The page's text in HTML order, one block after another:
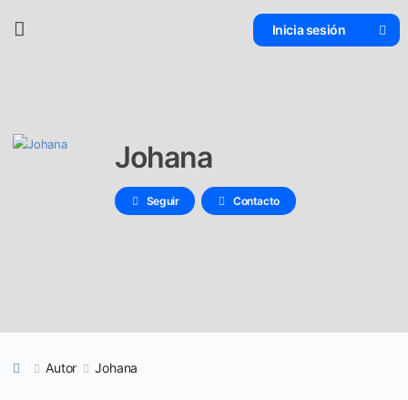
Inicia sesión
Johana
Seguir Contacto
Autor Johana